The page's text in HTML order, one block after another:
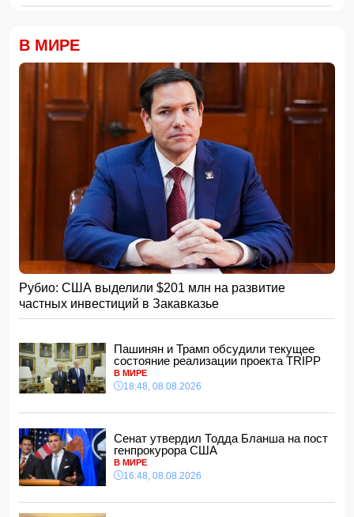
16:48, 08.08.2026
Турция ограничивает проход коммерческих судов в
Черное море
16:28, 08.08.2026
Каковы основные признаки гормональных нарушений?-
МЧС Азербайджана выступило с экстренным
предупреждением для населения
16:00, 08.08.2026
Экс-глава минобороны Украины потребовал от
Зеленского вернуть его на пост
15:48, 08.08.2026
Умер отец Лионеля Месси
15:28, 08.08.2026
Хикмет Гаджиев: Ильхам Алиев одержал победу и в
войне, и в мире- ВИДЕО
15:08, 08.08.2026
Пентагон рассекретил информацию о падении НЛО с
человеком внутри
15:00, 08.08.2026
Белый, черный или яркий: психолог объяснила, как цвет
14:48, 08.08.2026
Зеленский встретился с Вучичем
14:40, 08.08.2026
В Азербайджане ожидается жара до 41 градуса —
объявлено предупреждение
14:34, 08.08.2026
В МИРЕ
Рубио: США выделили $201 млн на развитие
частных инвестиций в Закавказье
Пашинян и Трамп обсудили текущее
состояние реализации проекта TRIPP
В МИРЕ
18:48, 08.08.2026
Сенат утвердил Тодда Бланша на пост
генпрокурора США
В МИРЕ
16:48, 08.08.2026